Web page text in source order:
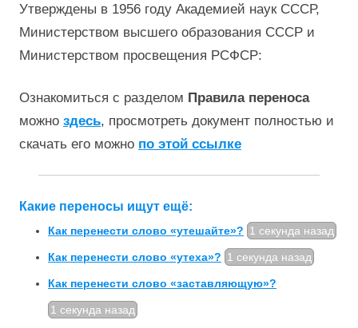
Утверждены в 1956 году Академией наук СССР,
Министерством высшего образования СССР и
Министерством просвещения РСФСР:
Ознакомиться с разделом Правила переноса
можно здесь, просмотреть документ полностью и
скачать его можно по этой ссылке
Какие переносы ищут ещё:
Как перенести слово «утешайте»? 1 секунда назад
Как перенести слово «утеха»? 1 секунда назад
Как перенести слово «заставляющую»?
1 секунда назад